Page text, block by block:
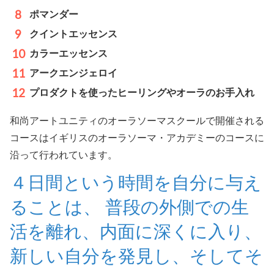
ポマンダー
クイントエッセンス
カラーエッセンス
アークエンジェロイ
プロダクトを使ったヒーリングやオーラのお手入れ
和尚アートユニティのオーラソーマスクールで開催される
コースはイギリスのオーラソーマ・アカデミーのコースに
沿って行われています。
４日間という時間を自分に与え
ることは、 普段の外側での生
活を離れ、内面に深くに入り、
新しい自分を発見し、そしてそ